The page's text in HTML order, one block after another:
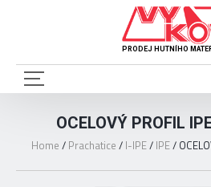
PRODEJ HUTNÍHO
OCELOVÝ PROFIL
Home / Prachatice / I-IPE/ IPE/